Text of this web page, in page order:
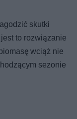
skutki
to rozwiązanie
wciąż nie
sezonie